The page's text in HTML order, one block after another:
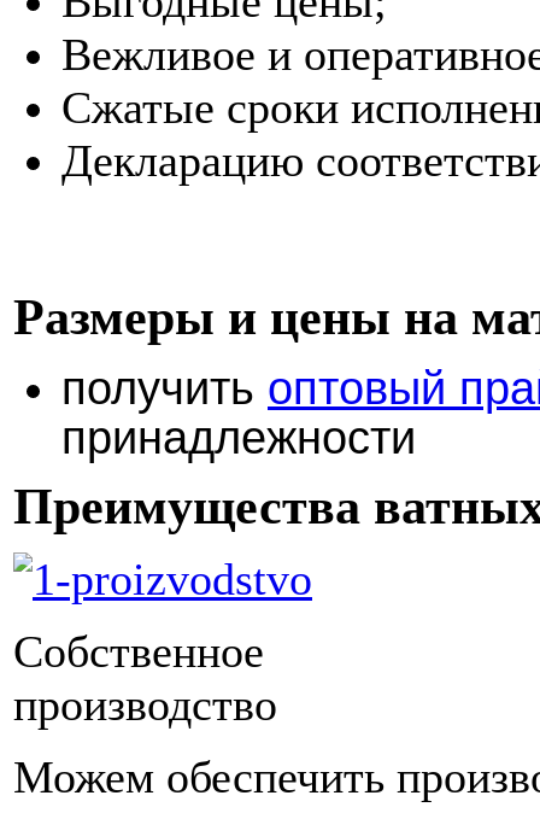
Вежливое и
Сжатые сроки
Декларацию
Размеры и цены на
получить оптовый
принадлежности
Преимущества
Собственное
производство
Можем обеспечить